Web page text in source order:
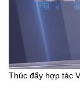
Thúc đẩy hợp tác